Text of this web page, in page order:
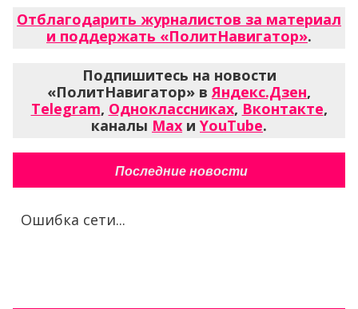
Отблагодарить журналистов за материал
и поддержать «ПолитНавигатор».
Подпишитесь на новости
«ПолитНавигатор» вЯндекс.Дзен,
Telegram, Одноклассниках, Вконтакте,
каналы Max и YouTube.
Последние новости
Ошибка сети...